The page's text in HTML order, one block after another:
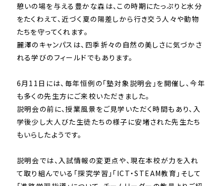
憩いの場を与える豊かな森は、 この時期にたっぷりと水分
をたくわえて、 近づく夏の陽差しから行き交う人々や動物
たちを守ってくれます。
麗澤のキャンパスは、四季折々の自然の美しさに気づかさ
れる学びのフィールドでもあります。
6月11日には、毎年恒例の「塾対象説明会」を開催し、今年
も多くの先生方にご来校いただきました。
説明会の前に、授業風景をご見学いただく時間もあり、 入
学後少し大人びた生徒たちの様子に安堵された先生たち
もいらしたようです。
説明会では、入試情報の変更点や、 現在本校が力を入れ
て取り組んでいる「探究学習」「ICT・STEAM教育」そして